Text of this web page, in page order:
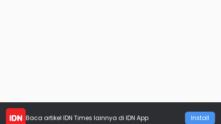
Baca artikel IDN Times lainnya di IDN App Install